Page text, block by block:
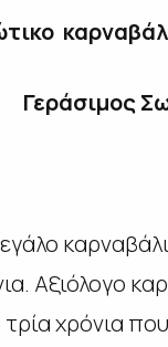
Γεράσιμος
Αξιόλογο
χρόνια